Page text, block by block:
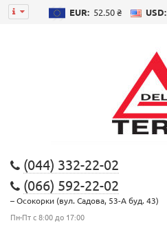
EUR: 52.50 ₴ USD:
(044) 332-22-02
(066) 592-22-02
– Осокорки (вул. Садова, 53-А буд. 43)
Пн-Пт с 8:00 до 17:00